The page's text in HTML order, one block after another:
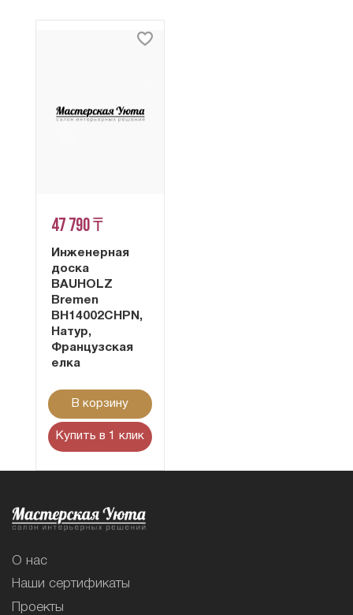
47 790 ₸
Инженерная
доска
BAUHOLZ
Bremen
BH14002CHPN,
Натур,
Французская
елка
В корзину
Купить в 1 клик
О нас
Наши сертификаты
Проекты